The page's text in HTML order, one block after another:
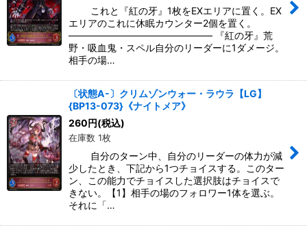
これと『紅の牙』1枚をEXエリアに置く。EX
エリアのこれに休眠カウンター2個を置く。
――――――――――――――― 『紅の牙』荒
野・吸血鬼・スペル自分のリーダーに1ダメージ。
相手の場…
〔状態A-〕クリムゾンウォー・ラウラ【LG】
{BP13-073}《ナイトメア》
260円(税込)
在庫数 1枚
自分のターン中、自分のリーダーの体力が減
少したとき、下記から1つチョイスする。このター
ン、この能力でチョイスした選択肢はチョイスで
きない。【1】相手の場のフォロワー1体を選ぶ。
それに「…